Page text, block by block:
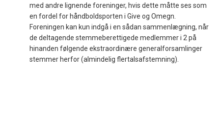
med andre lignende foreninger, hvis dette måtte ses som
en fordel for håndboldsporten i Give og Omegn.
Foreningen kan kun indgå i en sådan sammenlægning, når
de deltagende stemmeberettigede medlemmer i 2 på
hinanden følgende ekstraordinære generalforsamlinger
stemmer herfor (almindelig flertalsafstemning).